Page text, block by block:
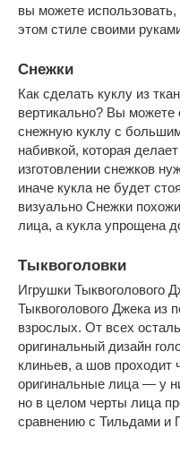
вы можете
этом стиле своими
Снежки
Как сделать куклу из
вертикально? Вы
снежную куклу с
набивкой, которая
изготовлении снежков
иначе кукла не будет
визуально Снежки
лица, а кукла упрощена
Тыквоголовки
Игрушки Тыквоголового
Тыквоголового Джека из
взрослых. От всех
оригинальный дизайн
клиньев, а шов проходит
оригинальные лица — у
но в целом черты лица
сравнению с Тильдами и